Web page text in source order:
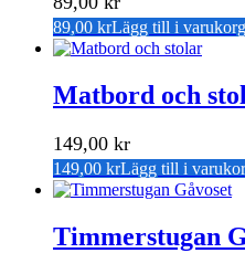
89,00 krLägg till i
Matbord och
149,00 kr
149,00 krLägg till i
Timmerstugan